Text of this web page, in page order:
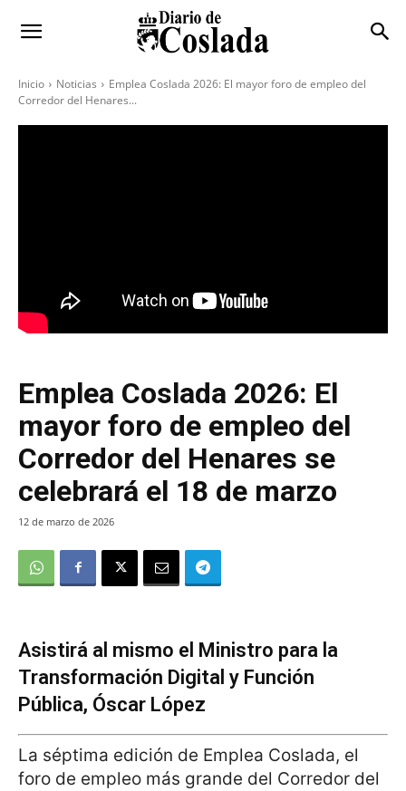
Inicio Noticias
Emplea Coslada 2026: El mayor foro de empleo del
Corredor del Henares...
Emplea Coslada 2026: El
mayor foro de empleo del
Corredor del Henares se
celebrará el 18 de marzo
12 de marzo de 2026
Asistirá al mismo el Ministro para la
Transformación Digital y Función
Pública, Óscar López
La séptima edición de Emplea Coslada, el
foro de empleo más grande del Corredor del